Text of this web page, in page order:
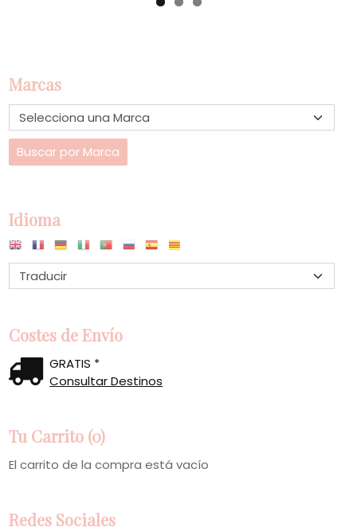
Marcas
Idioma
Costes de Envío
GRATIS *
Consultar Destinos
Tu Carrito (0)
El carrito de la compra está vacío
Redes Sociales